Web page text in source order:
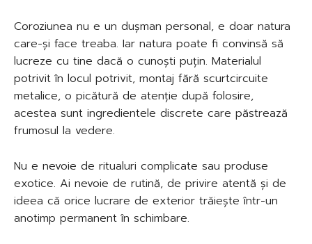
Coroziunea nu e un dușman personal, e doar natura
care-și face treaba. Iar natura poate fi convinsă să
lucreze cu tine dacă o cunoști puțin. Materialul
potrivit în locul potrivit, montaj fără scurtcircuite
metalice, o picătură de atenție după folosire,
acestea sunt ingredientele discrete care păstrează
frumosul la vedere.
Nu e nevoie de ritualuri complicate sau produse
exotice. Ai nevoie de rutină, de privire atentă și de
ideea că orice lucrare de exterior trăiește într-un
anotimp permanent în schimbare.